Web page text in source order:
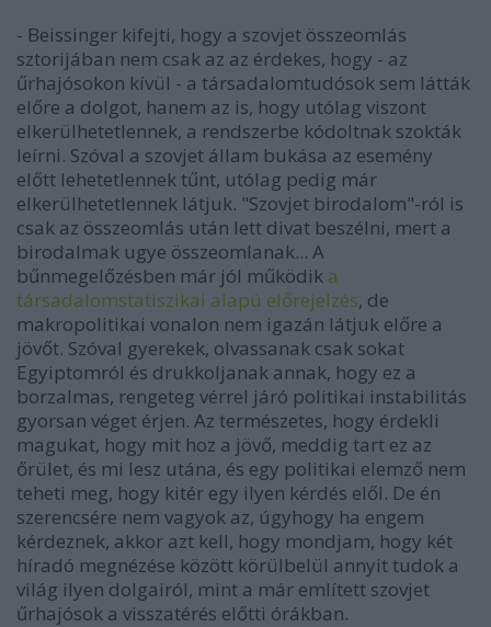
- Beissinger kifejti, hogy a szovjet összeomlás
sztorijában nem csak az az érdekes, hogy - az
űrhajósokon kívül - a társadalomtudósok sem látták
előre a dolgot, hanem az is, hogy utólag viszont
elkerülhetetlennek, a rendszerbe kódoltnak szokták
leírni. Szóval a szovjet állam bukása az esemény
előtt lehetetlennek tűnt, utólag pedig már
elkerülhetetlennek látjuk. "Szovjet birodalom"-ról is
csak az összeomlás után lett divat beszélni, mert a
birodalmak ugye összeomlanak... A
bűnmegelőzésben már jól működik a
társadalomstatiszikai alapú előrejelzés, de
makropolitikai vonalon nem igazán látjuk előre a
jövőt. Szóval gyerekek, olvassanak csak sokat
Egyiptomról és drukkoljanak annak, hogy ez a
borzalmas, rengeteg vérrel járó politikai instabilitás
gyorsan véget érjen. Az természetes, hogy érdekli
magukat, hogy mit hoz a jövő, meddig tart ez az
őrület, és mi lesz utána, és egy politikai elemző nem
teheti meg, hogy kitér egy ilyen kérdés elől. De én
szerencsére nem vagyok az, úgyhogy ha engem
kérdeznek, akkor azt kell, hogy mondjam, hogy két
híradó megnézése között körülbelül annyit tudok a
világ ilyen dolgairól, mint a már említett szovjet
űrhajósok a visszatérés előtti órákban.